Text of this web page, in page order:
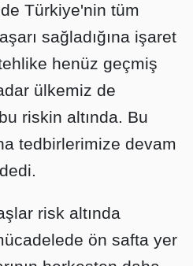
Türkiye'nin tüm
sağladığına işaret
henüz geçmiş
ülkemiz de
riskin altında. Bu
tedbirlerimize devam
risk altında
ön safta yer